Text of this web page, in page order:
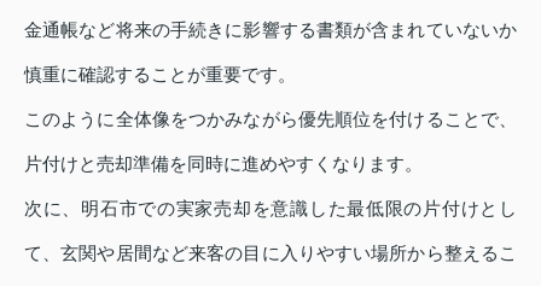
金通帳など将来の手続きに影響する書類が含まれていないか
慎重に確認することが重要です。
このように全体像をつかみながら優先順位を付けることで、
片付けと売却準備を同時に進めやすくなります。
次に、明石市での実家売却を意識した最低限の片付けとし
て、玄関や居間など来客の目に入りやすい場所から整えるこ